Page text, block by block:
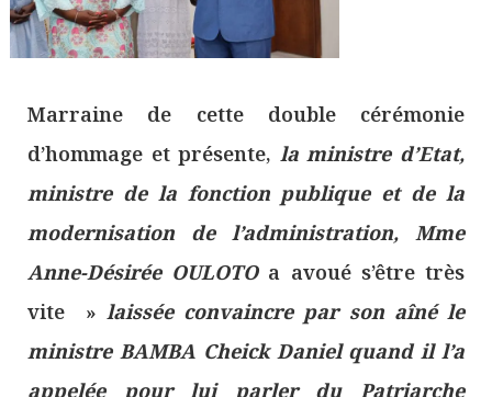
Marraine de cette double cérémonie
d’hommage et présente, la ministre d’Etat,
ministre de la fonction publique et de la
modernisation de l’administration, Mme
Anne-Désirée OULOTOa avoué s’être très
vite » laissée convaincre par son aîné le
ministre BAMBA Cheick Daniel quand il l’a
appelée pour lui parler du Patriarche